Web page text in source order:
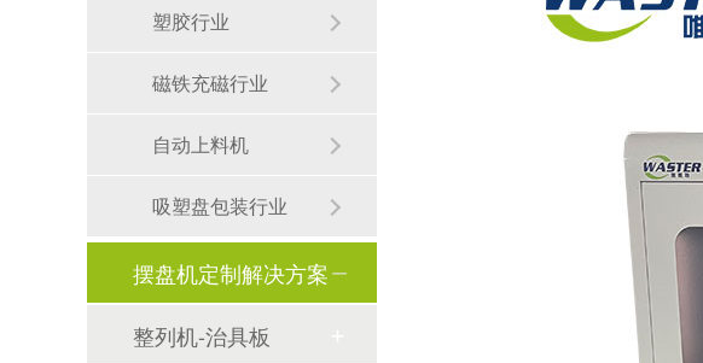
塑胶行业
磁铁充磁行业
自动上料机
吸塑盘包装行业
摆盘机定制解决方案
整列机-治具板